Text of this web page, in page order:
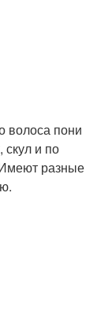
волоса пони
и по
разные